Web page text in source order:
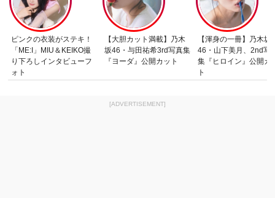
ピンクの衣装がステキ！
「ME:I」MIU＆KEIKO撮
り下ろしインタビューフ
ォト
【大胆カット満載】乃木
坂46・与田祐希3rd写真集
『ヨーダ』公開カット
【渾身の一冊】乃木坂
46・山下美月、2nd写
集『ヒロイン』公開カ
ト
[ADVERTISEMENT]